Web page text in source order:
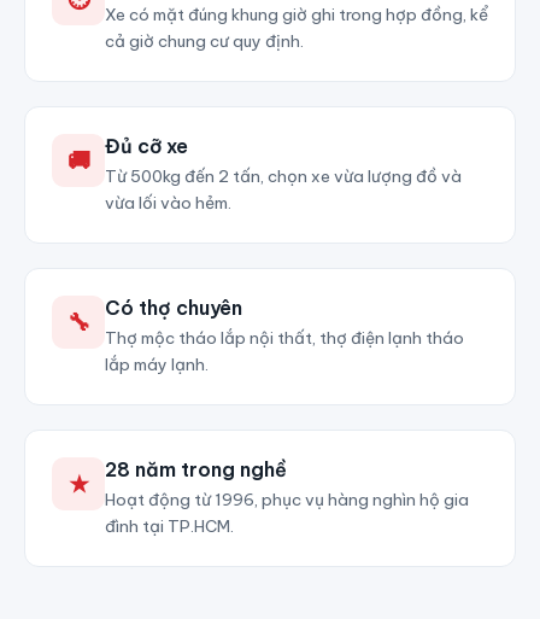
Xe có mặt đúng khung giờ ghi trong hợp đồng, kể
cả giờ chung cư quy định.
🚚 Đủ cỡ xe
Từ 500kg đến 2 tấn, chọn xe vừa lượng đồ và
vừa lối vào hẻm.
🔧 Có thợ chuyên
Thợ mộc tháo lắp nội thất, thợ điện lạnh tháo
lắp máy lạnh.
★ 28 năm trong nghề
Hoạt động từ 1996, phục vụ hàng nghìn hộ gia
đình tại TP.HCM.